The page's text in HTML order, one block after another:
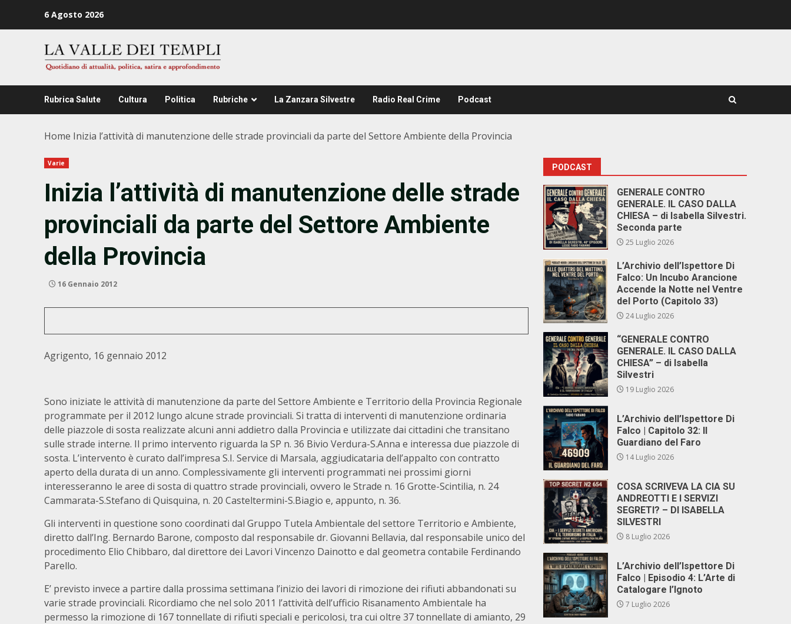
6 Agosto 2026
Rubrica Salute Cultura Politica Rubriche La Zanzara Silvestre Radio Real Crime Podcast
Home Inizia l’attività di manutenzione delle strade provinciali da parte del Settore Ambiente della Provincia
Varie
Inizia l’attività di manutenzione delle strade
provinciali da parte del Settore Ambiente
della Provincia
16 Gennaio 2012
Agrigento, 16 gennaio 2012
Sono iniziate le attività di manutenzione da parte del Settore Ambiente e Territorio della Provincia Regionale
programmate per il 2012 lungo alcune strade provinciali. Si tratta di interventi di manutenzione ordinaria
delle piazzole di sosta realizzate alcuni anni addietro dalla Provincia e utilizzate dai cittadini che transitano
sulle strade interne. Il primo intervento riguarda la SP n. 36 Bivio Verdura-S.Anna e interessa due piazzole di
sosta. L’intervento è curato dall’impresa S.I. Service di Marsala, aggiudicataria dell’appalto con contratto
aperto della durata di un anno. Complessivamente gli interventi programmati nei prossimi giorni
interesseranno le aree di sosta di quattro strade provinciali, ovvero le Strade n. 16 Grotte-Scintilia, n. 24
Cammarata-S.Stefano di Quisquina, n. 20 Casteltermini-S.Biagio e, appunto, n. 36.
Gli interventi in questione sono coordinati dal Gruppo Tutela Ambientale del settore Territorio e Ambiente,
diretto dall’Ing. Bernardo Barone, composto dal responsabile dr. Giovanni Bellavia, dal responsabile unico del
procedimento Elio Chibbaro, dal direttore dei Lavori Vincenzo Dainotto e dal geometra contabile Ferdinando
Parello.
E’ previsto invece a partire dalla prossima settimana l’inizio dei lavori di rimozione dei rifiuti abbandonati su
varie strade provinciali. Ricordiamo che nel solo 2011 l’attività dell’ufficio Risanamento Ambientale ha
permesso la rimozione di 167 tonnellate di rifiuti speciali e pericolosi, tra cui oltre 37 tonnellate di amianto, 29
PODCAST
GENERALE CONTRO
GENERALE. IL CASO DALLA
CHIESA – di Isabella Silvestri.
Seconda parte
25 Luglio 2026
L’Archivio dell’Ispettore Di
Falco: Un Incubo Arancione
Accende la Notte nel Ventre
del Porto (Capitolo 33)
24 Luglio 2026
“GENERALE CONTRO
GENERALE. IL CASO DALLA
CHIESA” – di Isabella
Silvestri
19 Luglio 2026
L’Archivio dell’Ispettore Di
Falco | Capitolo 32: Il
Guardiano del Faro
14 Luglio 2026
COSA SCRIVEVA LA CIA SU
ANDREOTTI E I SERVIZI
SEGRETI? – DI ISABELLA
SILVESTRI
8 Luglio 2026
L’Archivio dell’Ispettore Di
Falco | Episodio 4: L’Arte di
Catalogare l’Ignoto
7 Luglio 2026